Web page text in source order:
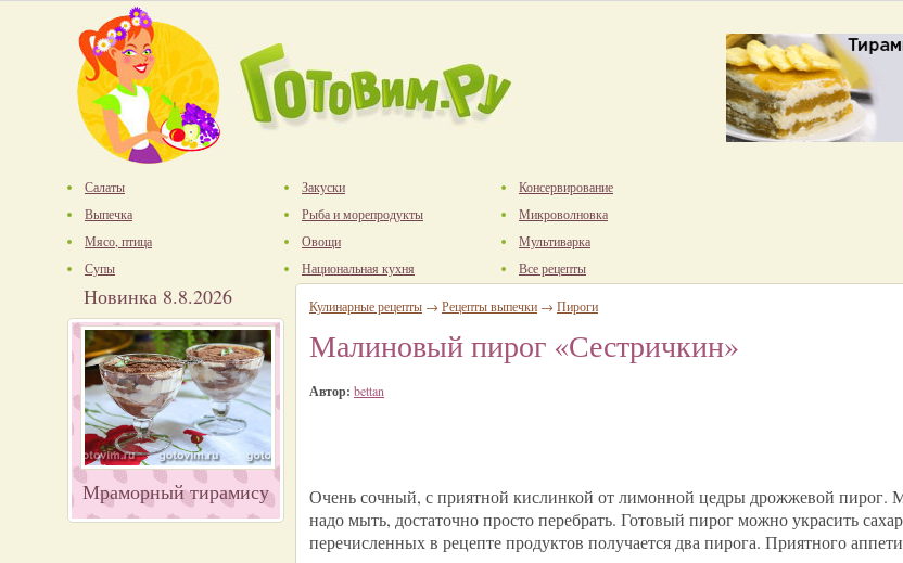
Салаты
Выпечка
Мясо, птица
Супы
Закуски
Рыба и морепродукты
Овощи
Национальная кухня
Консервирование
Микроволновка
Мультиварка
Все рецепты
Новинка 8.8.2026
Мраморный тирамису
Кулинарные рецепты → Рецепты выпечки → Пироги
Малиновый пирог «Сестричкин»
Автор: bettan
Очень сочный, с приятной кислинкой от лимонной цедры дрожжевой пирог.
надо мыть, достаточно просто перебрать. Готовый пирог можно украсить
перечисленных в рецепте продуктов получается два пирога. Приятного